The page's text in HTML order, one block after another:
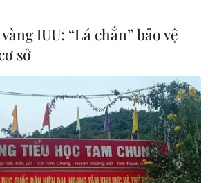
lượng
#kinh tế toàn cầu
#kinh tế Đức
IUU: “Lá chắn” bảo vệ
sở